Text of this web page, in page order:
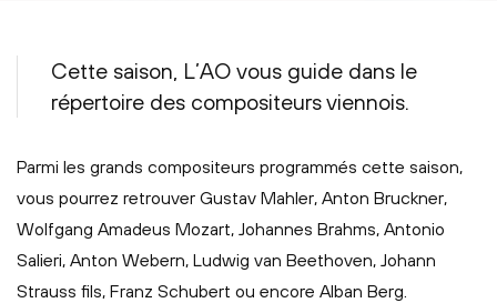
Cette saison, L’AO vous guide dans le
répertoire des compositeurs viennois.
Parmi les grands compositeurs programmés cette saison,
vous pourrez retrouver Gustav Mahler, Anton Bruckner,
Wolfgang Amadeus Mozart, Johannes Brahms, Antonio
Salieri, Anton Webern, Ludwig van Beethoven, Johann
Strauss fils, Franz Schubert ou encore Alban Berg.